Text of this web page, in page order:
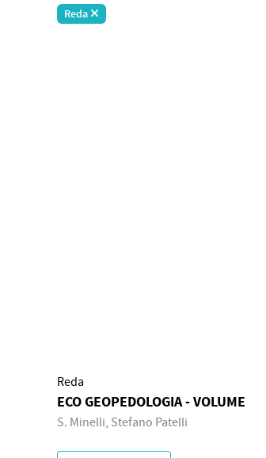
Reda
Reda
ECO GEOPEDOLOGIA - VOLUME
S. Minelli, Stefano Patelli